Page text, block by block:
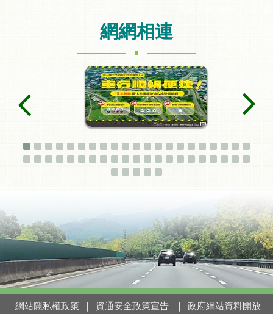
網網相連
.
網站隱私權政策 資通安全政策宣告 政府網站資料開放